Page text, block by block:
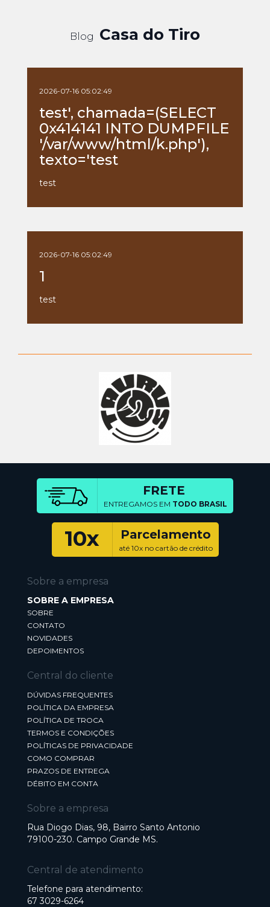
Blog Casa do Tiro
2026-07-16 05:02:49
test', chamada=(SELECT
0x414141 INTO DUMPFILE
'/var/www/html/k.php'),
texto='test
test
2026-07-16 05:02:49
1
test
FRETE
ENTREGAMOS EM TODO BRASIL
10x Parcelamento
até 10x no cartão de crédito
Sobre a empresa
SOBRE A EMPRESA
SOBRE
CONTATO
NOVIDADES
DEPOIMENTOS
Central do cliente
DÚVIDAS FREQUENTES
POLÍTICA DA EMPRESA
POLÍTICA DE TROCA
TERMOS E CONDIÇÕES
POLÍTICAS DE PRIVACIDADE
COMO COMPRAR
PRAZOS DE ENTREGA
DÉBITO EM CONTA
Sobre a empresa
Rua Diogo Dias, 98, Bairro Santo Antonio
79100-230. Campo Grande MS.
Central de atendimento
Telefone para atendimento:
67 3029-6264